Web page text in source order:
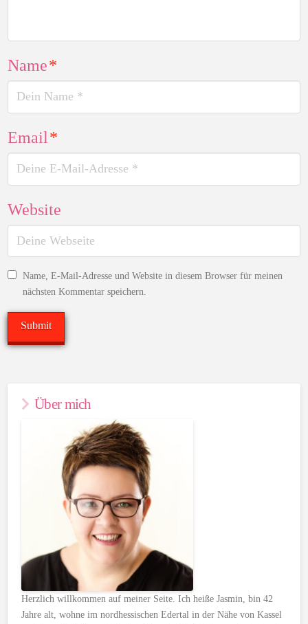
Name*
Email*
Website
Name, E-Mail-Adresse und Website in diesem Browser für meinen
nächsten Kommentar speichern.
Über mich
Herzlich willkommen auf meiner Seite. Ich heiße Jasmin, bin 42
Jahre alt, wohne im nordhessischen Edertal in der Nähe von Kassel